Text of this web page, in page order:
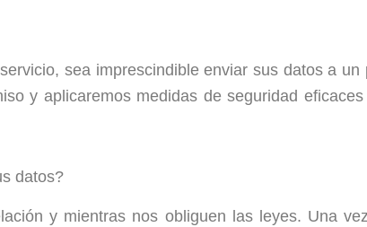
sea imprescindible enviar sus datos a
y aplicaremos medidas de seguridad
datos?
y mientras nos obliguen las leyes. Una